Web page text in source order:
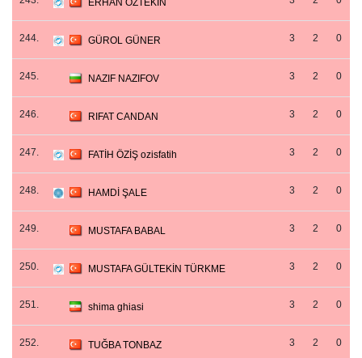
ERHAN ÖZTEKİN
244. GÜROL GÜNER 3 2 0
245. NAZIF NAZIFOV 3 2 0
246. RIFAT CANDAN 3 2 0
247. FATİH ÖZİŞ ozisfatih 3 2 0
248. HAMDİ ŞALE 3 2 0
249. MUSTAFA BABAL 3 2 0
250. MUSTAFA GÜLTEKİN TÜRKME 3 2 0
251. shima ghiasi 3 2 0
252. TUĞBA TONBAZ 3 2 0